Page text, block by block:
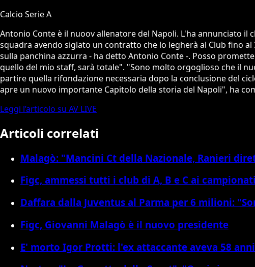
Calcio Serie A
Antonio Conte è il nuoov allenatore del Napoli. L'ha annunciato il
squadra avendo siglato un contratto che lo legherà al Club fino
sulla panchina azzurra - ha detto Antonio Conte -. Posso
quello del mio staff, sarà totale". "Sono molto orgoglioso che il
partire quella rifondazione necessaria dopo la conclusione del
apre un nuovo importante Capitolo della storia del Napoli", ha
Leggi l’articolo su AV LIVE
Articoli correlati
Malagò: "Mancini Ct della Nazionale, Ranieri
Figc, ammessi tutti i club di A, B e C ai campionati
Daffara dalla Juventus al Parma per 6 milioni:
Figc, Giovanni Malagò è il nuovo presidente
E' morto Igor Protti: l'ex attaccante aveva 58 anni